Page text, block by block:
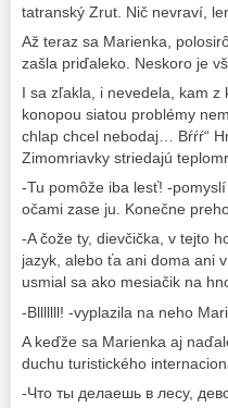
tatranský Zrut. Nič nevraví,
Až teraz sa Marienka,
zašla priďaleko. Neskoro je
I sa zľakla, i nevedela, kam
konopou siatou problémy
chlap chcel nebodaj… Bŕŕŕ“
Zimomriavky striedajú
-Tu pomôže iba lesť! -
očami zase ju. Konečne
-A čože ty, dievčička, v tejto
jazyk, alebo ťa ani doma ani
usmial sa ako mesiačik na
-Blllllll! -vyplazila na neho
A keďže sa Marienka aj
duchu turistického
-Что ты делаешь в лесу,